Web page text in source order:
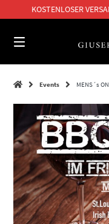
zum
KOSTENLOSER
Events MENS´s